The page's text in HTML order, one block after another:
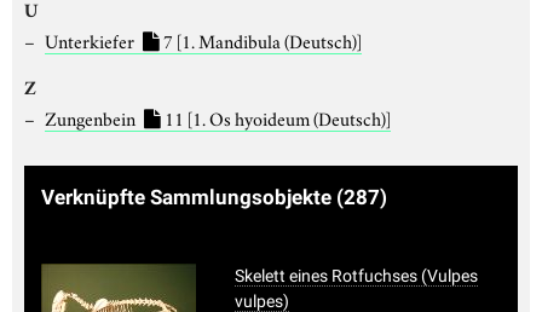
U
Unterkiefer 7 [1. Mandibula (Deutsch)]
Z
Zungenbein 11 [1. Os hyoideum (Deutsch)]
Verknüpfte Sammlungsobjekte (287)
Skelett eines Rotfuchses (Vulpes
vulpes)